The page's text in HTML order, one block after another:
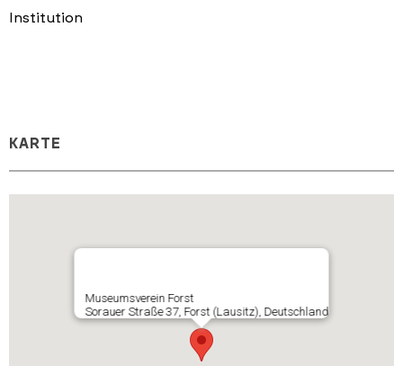
Institution
KARTE
Museumsverein Forst
Sorauer Straße 37, Forst (Lausitz), Deutschland